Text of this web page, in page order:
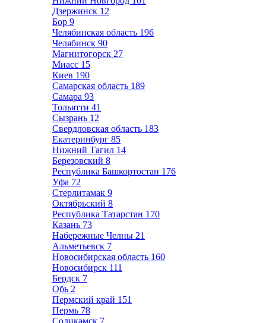
Дзержинск 12
Бор 9
Челябинская область 196
Челябинск 90
Магнитогорск 27
Миасс 15
Киев 190
Самарская область 189
Самара 93
Тольятти 41
Сызрань 12
Свердловская область 183
Екатеринбург 85
Нижний Тагил 14
Березовский 8
Республика Башкортостан 176
Уфа 72
Стерлитамак 9
Октябрьский 8
Республика Татарстан 170
Казань 73
Набережные Челны 21
Альметьевск 7
Новосибирская область 160
Новосибирск 111
Бердск 7
Обь 2
Пермский край 151
Пермь 78
Соликамск 7